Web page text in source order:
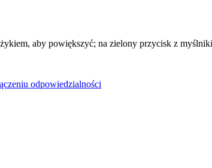
aby powiększyć; na zielony przycisk z
odpowiedzialności